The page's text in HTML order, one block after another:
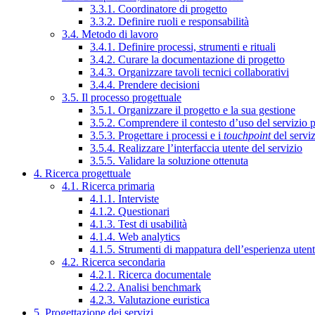
3.3.1. Coordinatore di progetto
3.3.2. Definire ruoli e responsabilità
3.4. Metodo di lavoro
3.4.1. Definire processi, strumenti e rituali
3.4.2. Curare la documentazione di progetto
3.4.3. Organizzare tavoli tecnici collaborativi
3.4.4. Prendere decisioni
3.5. Il processo progettuale
3.5.1. Organizzare il progetto e la sua gestione
3.5.2. Comprendere il contesto d’uso del servizio
3.5.3. Progettare i processi e i touchpointdel
3.5.4. Realizzare l’interfaccia utente del servizio
3.5.5. Validare la soluzione ottenuta
4. Ricerca progettuale
4.1. Ricerca primaria
4.1.1. Interviste
4.1.2. Questionari
4.1.3. Test di usabilità
4.1.4. Web analytics
4.1.5. Strumenti di mappatura dell’esperienza
4.2. Ricerca secondaria
4.2.1. Ricerca documentale
4.2.2. Analisi benchmark
4.2.3. Valutazione euristica
5. Progettazione dei servizi